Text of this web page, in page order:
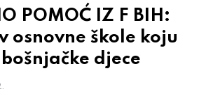
POMOĆ IZ F BIH:
osnovne škole koju
djece